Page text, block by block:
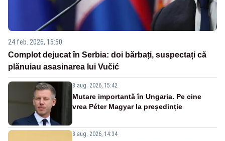
24 feb. 2026, 15:50
Complot dejucat în Serbia: doi bărbați, suspectați că
plănuiau asasinarea lui Vučić
8 aug. 2026, 15:42
Mutare importantă în Ungaria. Pe cine
vrea Péter Magyar la președinție
8 aug. 2026, 14:34